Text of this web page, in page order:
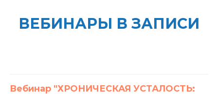
ВЕБИНАРЫ В ЗАПИСИ
Вебинар "ХРОНИЧЕСКАЯ УСТАЛОСТЬ: